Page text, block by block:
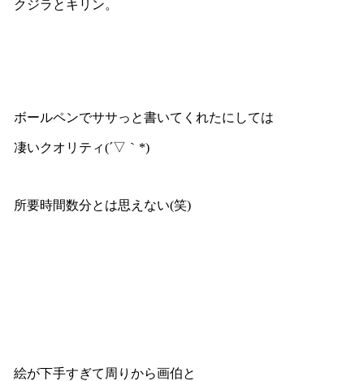
クジラとキリン。
ボールペンでササっと書いてくれたにしては
凄いクオリティ(´▽｀*)
所要時間数分とは思えない(笑)
絵が下手すぎて周りから画伯と